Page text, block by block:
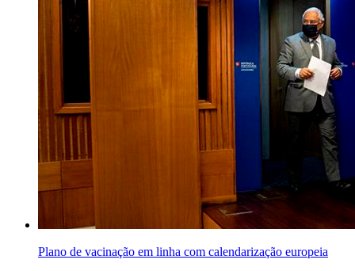
Plano de vacinação em linha com calendarização europeia